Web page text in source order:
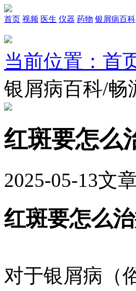
首页 视频 医生 仪器 药物 银屑病百科
当前位置：首
银屑病百科/畅
红斑要怎么
2025-05-13文
红斑要怎么
对于银屑病（